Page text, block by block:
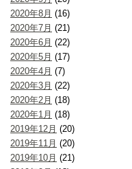
2020年8月 (16)
2020年7月 (21)
2020年6月 (22)
2020年5月 (17)
2020年4月 (7)
2020年3月 (22)
2020年2月 (18)
2020年1月 (18)
2019年12月 (20)
2019年11月 (20)
2019年10月 (21)